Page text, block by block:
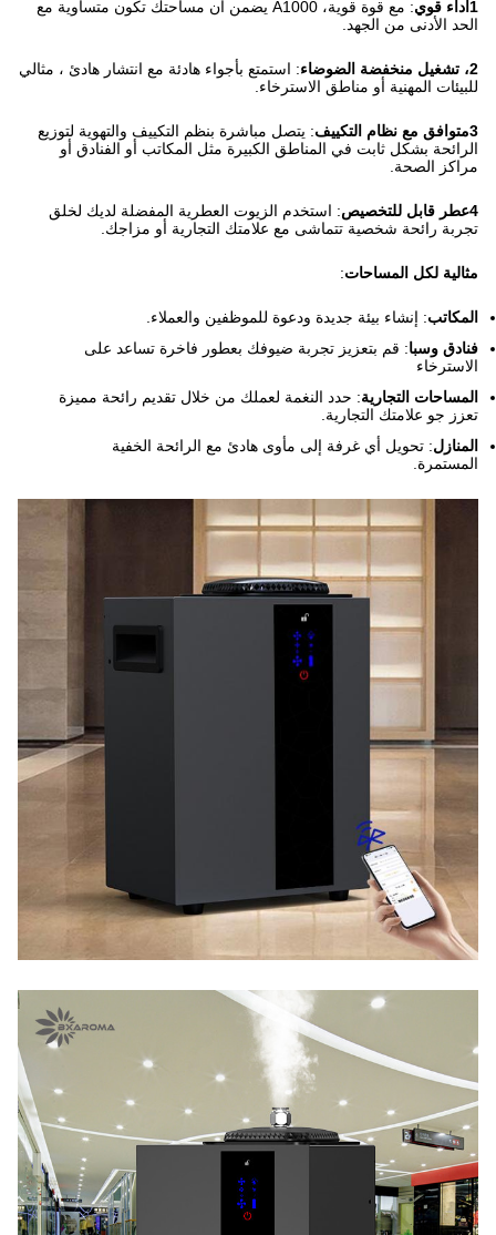
1أداء قوي
: مع قوة قوية، A1000 يضمن أن مساحتك تكون متساوية مع
الحد الأدنى من الجهد.
2، تشغيل منخفضة الضوضاء
: استمتع بأجواء هادئة مع انتشار هادئ ، مثالي
للبيئات المهنية أو مناطق الاسترخاء.
3متوافق مع نظام التكييف
: يتصل مباشرة بنظم التكييف والتهوية لتوزيع
الرائحة بشكل ثابت في المناطق الكبيرة مثل المكاتب أو الفنادق أو
مراكز الصحة.
4عطر قابل للتخصيص
: استخدم الزيوت العطرية المفضلة لديك لخلق
تجربة رائحة شخصية تتماشى مع علامتك التجارية أو مزاجك.
مثالية لكل المساحات:
المكاتب: إنشاء بيئة جديدة ودعوة للموظفين والعملاء.
فنادق وسبا: قم بتعزيز تجربة ضيوفك بعطور فاخرة تساعد على
الاسترخاء
المساحات التجارية: حدد النغمة لعملك من خلال تقديم رائحة مميزة
تعزز جو علامتك التجارية.
المنازل: تحويل أي غرفة إلى مأوى هادئ مع الرائحة الخفية
المستمرة.